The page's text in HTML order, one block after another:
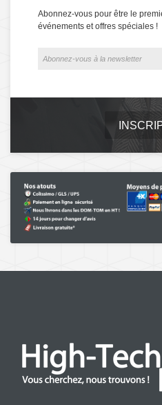
Abonnez-vous pour être le
événements et offres spéciales !